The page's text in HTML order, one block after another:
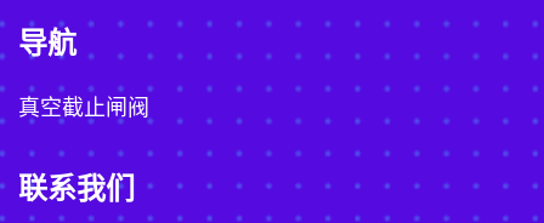
导航
真空截止闸阀
联系我们